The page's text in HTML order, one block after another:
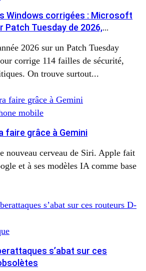
Windows corrigées : Microsoft
Patch Tuesday de 2026,
2026 sur un Patch Tuesday
corrige 114 failles de sécurité,
On trouve surtout...
mobile
faire grâce à Gemini
nouveau cerveau de Siri. Apple fait
et à ses modèles IA comme base
s’abat sur ces